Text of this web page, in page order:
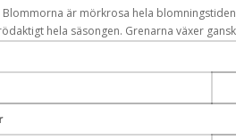
Blommorna är mörkrosa hela
hela säsongen. Grenarna växer